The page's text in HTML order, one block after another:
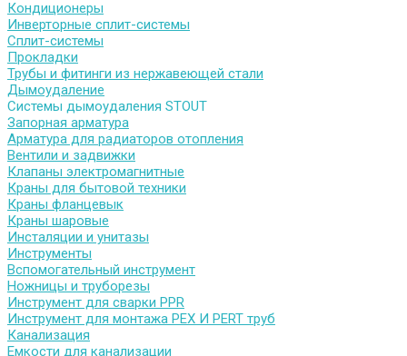
Кондиционеры
Инверторные сплит-системы
Сплит-системы
Прокладки
Трубы и фитинги из нержавеющей стали
Дымоудаление
Системы дымоудаления STOUT
Запорная арматура
Арматура для радиаторов отопления
Вентили и задвижки
Клапаны электромагнитные
Краны для бытовой техники
Краны фланцевык
Краны шаровые
Инсталяции и унитазы
Инструменты
Вспомогательный инструмент
Ножницы и труборезы
Инструмент для сварки PPR
Инструмент для монтажа PEX И PERT труб
Канализация
Емкости для канализации